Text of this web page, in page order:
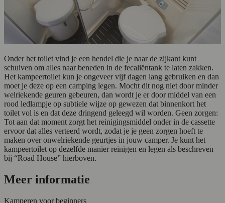
Onder het toilet vind je een hendel die je naar de zijkant kunt
schuiven om alles naar beneden in de fecaliëntank te laten zakken.
Het kampeertoilet kun je ongeveer vijf dagen lang gebruiken en dan
moet je deze op een camping legen. Mocht dit nog niet door minder
welriekende geuren gebeuren, dan wordt je er door middel van een
rood ledlampje op subtiele wijze op gewezen dat binnenkort het
toilet vol is en dat deze dringend geleegd wil worden. Geen zorgen:
Tot aan dat moment zorgt het reinigingsmiddel onder in de cassette
ervoor dat alles verteerd wordt, zodat je je geen zorgen hoeft te
maken over onwelriekende geurtjes in jouw camper. Je kunt het
kampeertoilet op dezelfde manier reinigen en legen als beschreven
bij “Road House” hierboven.
Meer informatie
Kamperen voor beginners